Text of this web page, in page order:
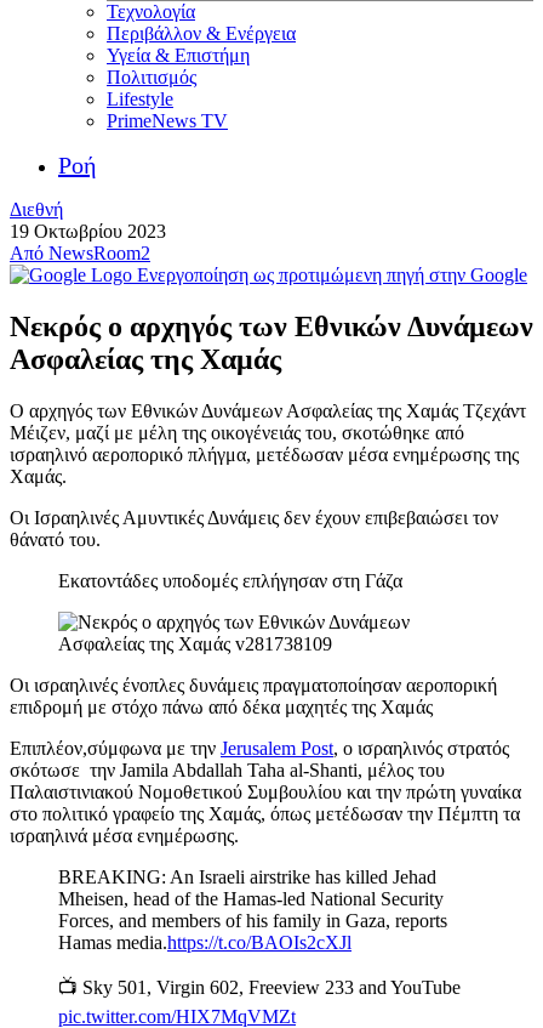
Τεχνολογία
Περιβάλλον & Ενέργεια
Υγεία & Επιστήμη
Πολιτισμός
Lifestyle
PrimeNews TV
Ροή
Διεθνή
19 Οκτωβρίου 2023
Από NewsRoom2
Ενεργοποίηση ως προτιμώμενη πηγή στην Google
Νεκρός ο αρχηγός των Εθνικών Δυνάμεων
Ασφαλείας της Χαμάς
Ο αρχηγός των Εθνικών Δυνάμεων Ασφαλείας της Χαμάς Τζεχάντ
Μέιζεν, μαζί με μέλη της οικογένειάς του, σκοτώθηκε από
ισραηλινό αεροπορικό πλήγμα, μετέδωσαν μέσα ενημέρωσης της
Χαμάς.
Οι Ισραηλινές Αμυντικές Δυνάμεις δεν έχουν επιβεβαιώσει τον
θάνατό του.
Εκατοντάδες υποδομές επλήγησαν στη Γάζα
Οι ισραηλινές ένοπλες δυνάμεις πραγματοποίησαν αεροπορική
επιδρομή με στόχο πάνω από δέκα μαχητές της Χαμάς
Επιπλέον,σύμφωνα με την Jerusalem Post, ο ισραηλινός στρατός
σκότωσε την Jamila Abdallah Taha al-Shanti, μέλος του
Παλαιστινιακού Νομοθετικού Συμβουλίου και την πρώτη γυναίκα
στο πολιτικό γραφείο της Χαμάς, όπως μετέδωσαν την Πέμπτη τα
ισραηλινά μέσα ενημέρωσης.
BREAKING: An Israeli airstrike has killed Jehad
Mheisen, head of the Hamas-led National Security
Forces, and members of his family in Gaza, reports
Hamas media.https://t.co/BAOIs2cXJl
📺 Sky 501, Virgin 602, Freeview 233 and YouTube
pic.twitter.com/HIX7MqVMZt